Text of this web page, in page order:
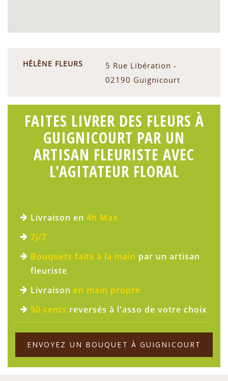
HÉLÈNE FLEURS
5 Rue Libération -
02190 Guignicourt
FAITES LIVRER DES FLEURS À
GUIGNICOURT PAR UN
ARTISAN FLEURISTE AVEC
L'AGITATEUR FLORAL
Livraison en 4h Max
7j/7
Bouquets faits à la main par un artisan
fleuriste
Livraison en main propre
50 cents reversés à l'asso de votre choix
ENVOYEZ UN BOUQUET À GUIGNICOURT